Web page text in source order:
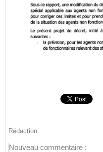
Rédaction
Nouveau commentaire :